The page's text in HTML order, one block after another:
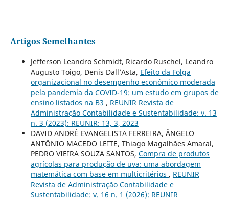
Artigos Semelhantes
Jefferson Leandro Schmidt, Ricardo Ruschel, Leandro
Augusto Toigo, Denis Dall’Asta, Efeito da Folga
organizacional no desempenho econômico moderada
pela pandemia da COVID-19: um estudo em grupos de
ensino listados na B3 , REUNIR Revista de
Administração Contabilidade e Sustentabilidade: v. 13
n. 3 (2023): REUNIR: 13, 3, 2023
DAVID ANDRÉ EVANGELISTA FERREIRA, ÂNGELO
ANTÔNIO MACEDO LEITE, Thiago Magalhães Amaral,
PEDRO VIEIRA SOUZA SANTOS, Compra de produtos
agrícolas para produção de uva: uma abordagem
matemática com base em multicritérios , REUNIR
Revista de Administração Contabilidade e
Sustentabilidade: v. 16 n. 1 (2026): REUNIR